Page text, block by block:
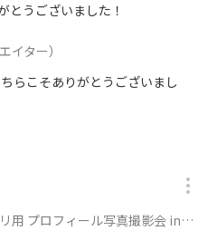
とうございました！
イター）
らこそありがとうございまし
ロフィール写真撮影会 in 池袋に参加